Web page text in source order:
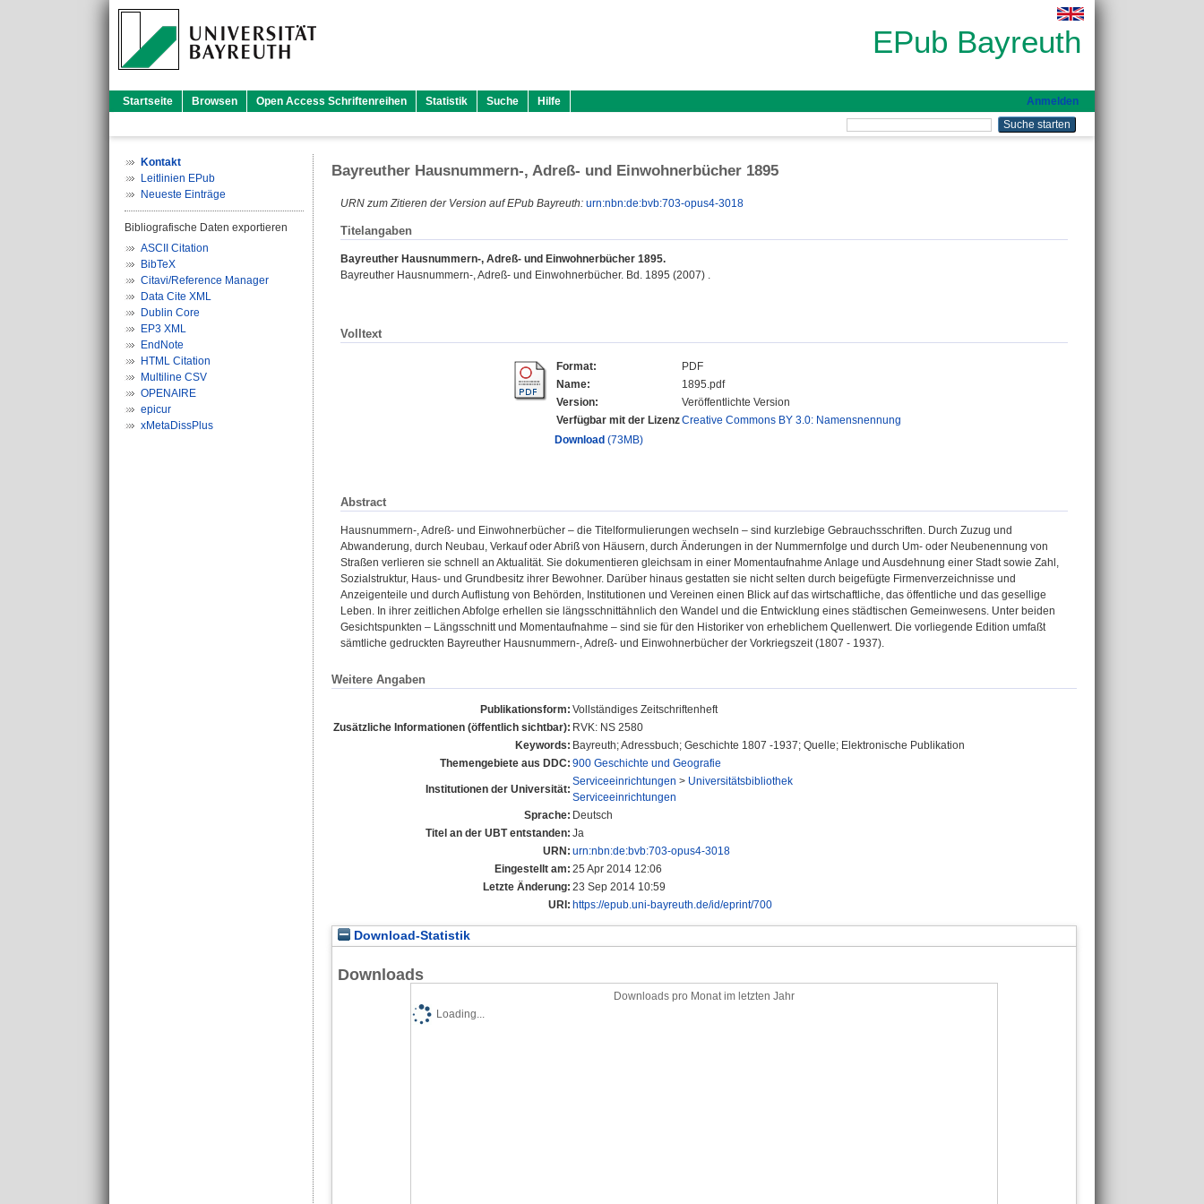
EPub Bayreuth
Startseite Browsen Open Access Schriftenreihen Statistik Suche Hilfe Anmelden
Kontakt
Leitlinien EPub
Neueste Einträge
Bibliografische Daten exportieren
ASCII Citation
BibTeX
Citavi/Reference Manager
Data Cite XML
Dublin Core
EP3 XML
EndNote
HTML Citation
Multiline CSV
OPENAIRE
epicur
xMetaDissPlus
Bayreuther Hausnummern-, Adreß- und Einwohnerbücher 1895
URN zum Zitieren der Version auf EPub Bayreuth: urn:nbn:de:bvb:703-opus4-3018
Titelangaben
Bayreuther Hausnummern-, Adreß- und Einwohnerbücher 1895.
Bayreuther Hausnummern-, Adreß- und Einwohnerbücher. Bd. 1895 (2007) .
Volltext
Format:
PDF
Name:
1895.pdf
Version:
Veröffentlichte Version
Verfügbar mit der LizenzCreative Commons BY 3.0: Namensnennung
Download (73MB)
Abstract
Hausnummern-, Adreß- und Einwohnerbücher – die Titelformulierungen wechseln – sind kurzlebige Gebrauchsschriften. Durch Zuzug und
Abwanderung, durch Neubau, Verkauf oder Abriß von Häusern, durch Änderungen in der Nummernfolge und durch Um- oder Neubenennung von
Straßen verlieren sie schnell an Aktualität. Sie dokumentieren gleichsam in einer Momentaufnahme Anlage und Ausdehnung einer Stadt sowie Zahl,
Sozialstruktur, Haus- und Grundbesitz ihrer Bewohner. Darüber hinaus gestatten sie nicht selten durch beigefügte Firmenverzeichnisse und
Anzeigenteile und durch Auflistung von Behörden, Institutionen und Vereinen einen Blick auf das wirtschaftliche, das öffentliche und das gesellige
Leben. In ihrer zeitlichen Abfolge erhellen sie längsschnittähnlich den Wandel und die Entwicklung eines städtischen Gemeinwesens. Unter beiden
Gesichtspunkten – Längsschnitt und Momentaufnahme – sind sie für den Historiker von erheblichem Quellenwert. Die vorliegende Edition umfaßt
sämtliche gedruckten Bayreuther Hausnummern-, Adreß- und Einwohnerbücher der Vorkriegszeit (1807 - 1937).
Weitere Angaben
Publikationsform: Vollständiges Zeitschriftenheft
Zusätzliche Informationen (öffentlich sichtbar): RVK: NS 2580
Keywords: Bayreuth; Adressbuch; Geschichte 1807 -1937; Quelle; Elektronische Publikation
Themengebiete aus DDC: 900 Geschichte und Geografie
Institutionen der Universität:
Serviceeinrichtungen > Universitätsbibliothek
Serviceeinrichtungen
Sprache: Deutsch
Titel an der UBT entstanden: Ja
URN: urn:nbn:de:bvb:703-opus4-3018
Eingestellt am: 25 Apr 2014 12:06
Letzte Änderung: 23 Sep 2014 10:59
URI: https://epub.uni-bayreuth.de/id/eprint/700
Download-Statistik
Downloads
Downloads pro Monat im letzten Jahr
Loading...